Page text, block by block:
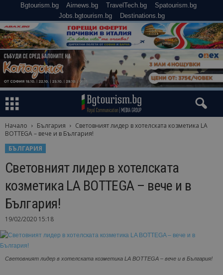
Bgtourism.bg Airnews.bg TravelTech.bg
Spatourism.bg
Jobs.bgtourism.bg
Destinations.bg
Начало България
Световният лидер в хотелската козметика LA
BOTTEGA – вече и в България!
БЪЛГАРИЯ
Световният лидер в хотелската
козметика LA BOTTEGA – вече и в
България!
19/02/2020 15:18
Световният лидер в хотелската козметика LA BOTTEGA – вече и в България!